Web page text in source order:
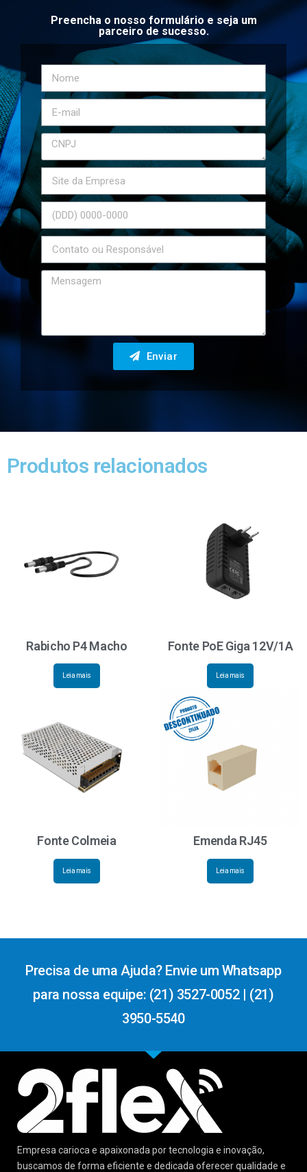
Preencha o nosso formulário e seja um
parceiro de sucesso.
Enviar
Produtos relacionados
Rabicho P4 Macho
Leia mais
Fonte PoE Giga 12V/1A
Leia mais
Fonte Colmeia
Leia mais
Emenda RJ45
Leia mais
Precisa de uma Ajuda? Envie um Whatsapp
para nossa equipe: (21) 3527-0052 | (21)
3950-5540
Empresa carioca e apaixonada por tecnologia e inovação,
buscamos de forma eficiente e dedicada oferecer qualidade e